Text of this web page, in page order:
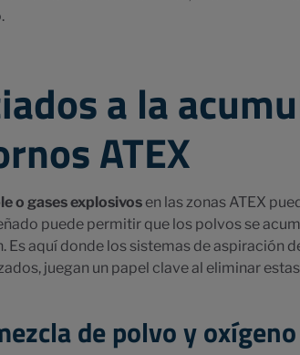
a la
ATEX
o gases explosivos en las zonas ATEX
puede permitir que los polvos se
Es aquí donde los sistemas de aspiración
juegan un papel clave al eliminar
de polvo y oxígeno